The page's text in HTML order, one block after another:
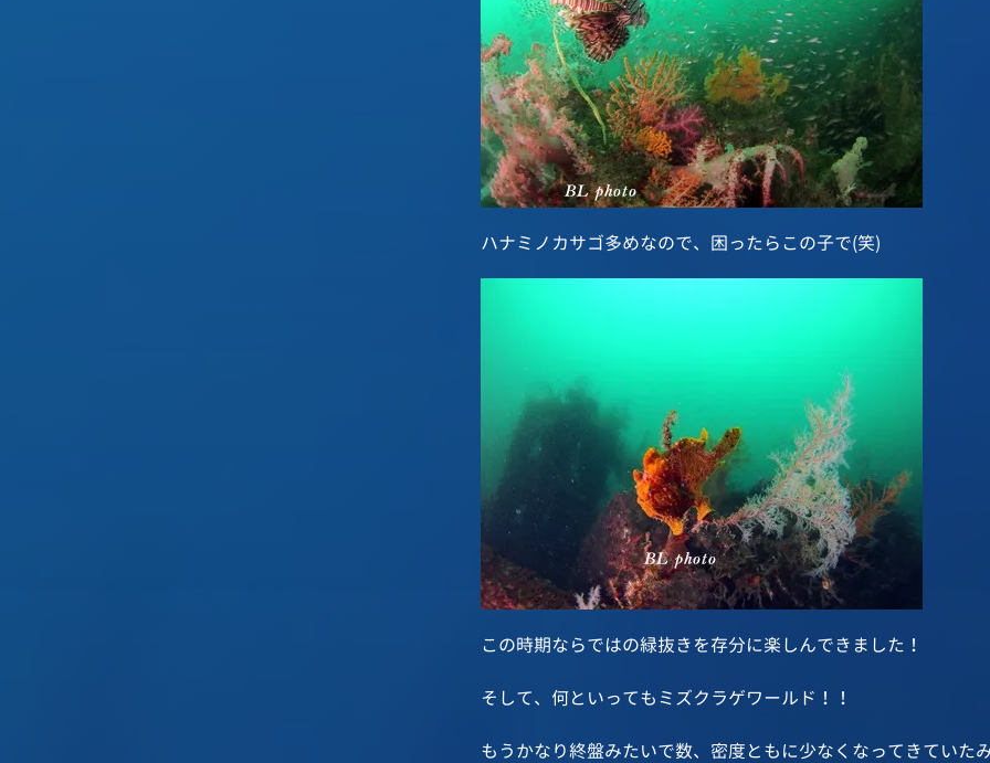
ハナミノカサゴ多めなので、困ったらこの子で(笑)
この時期ならではの緑抜きを存分に楽しんできました！
そして、何といってもミズクラゲワールド！！
もうかなり終盤みたいで数、密度ともに少なくなってきていた